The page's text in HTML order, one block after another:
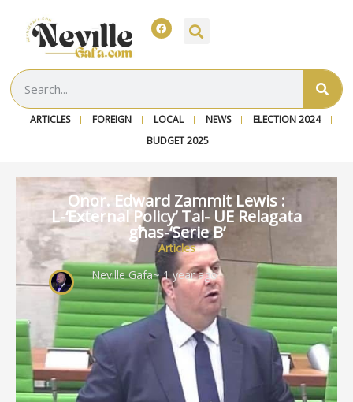
ARTICLES FOREIGN LOCAL NEWS
ELECTION 2024
BUDGET 2025
Onor. Edward Zammit Lewis :
L-‘External Policy’ Tal- UE Relagata
għas-‘Serie B’
Articles
Neville Gafa~ 1 year ago